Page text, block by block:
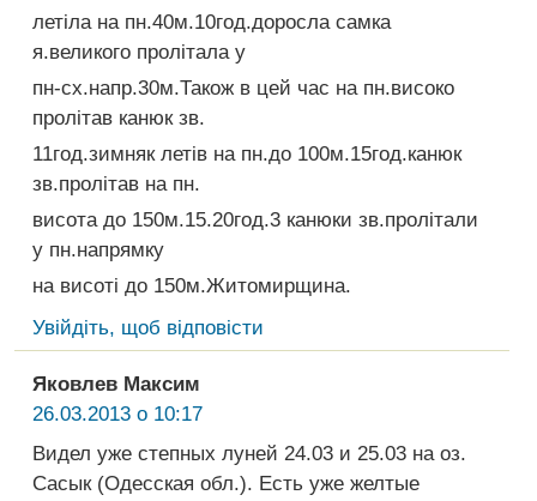
летіла на пн.40м.10год.доросла самка
я.великого пролітала у
пн-сх.напр.30м.Також в цей час на пн.високо
пролітав канюк зв.
11год.зимняк летів на пн.до 100м.15год.канюк
зв.пролітав на пн.
висота до 150м.15.20год.3 канюки зв.пролітали
у пн.напрямку
на висоті до 150м.Житомирщина.
Увійдіть, щоб відповісти
Яковлев Максим
26.03.2013 о 10:17
Видел уже степных луней 24.03 и 25.03 на оз.
Сасык (Одесская обл.). Есть уже желтые